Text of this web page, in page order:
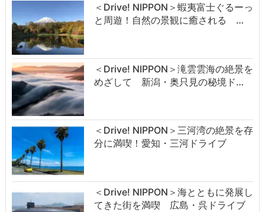
＜Drive! NIPPON＞蝦夷富士ぐるーっ
と周遊！自然の景観に癒される …
＜Drive! NIPPON＞滝雲雲海の絶景を
めざして 新潟・奥只見の秘境ド…
＜Drive! NIPPON＞三河湾の絶景を存
分に満喫！愛知・三河ドライブ
＜Drive! NIPPON＞海とともに発展し
てきた街を満喫 広島・呉ドライブ